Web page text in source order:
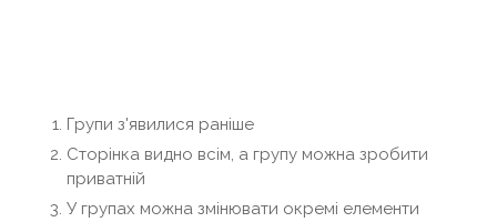
Групи з'явилися раніше
Сторінка видно всім, а групу можна зробити
приватній
У групах можна змінювати окремі елементи